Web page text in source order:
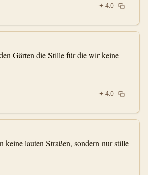
✦ 4.0
Gärten die Stille für die wir keine
✦ 4.0
keine lauten Straßen, sondern nur stille